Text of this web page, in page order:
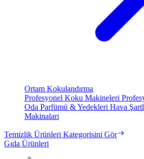
Ortam Kokulandırma
Profesyonel Koku Makineleri
Oda Parfümü & Yedekleri Hava
Makinaları
Temizlik Ürünleri Kategorisini Gör
Gıda Ürünleri